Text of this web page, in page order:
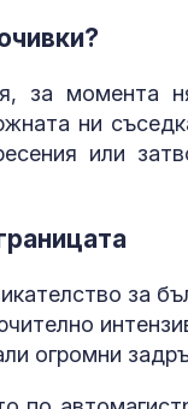
за момента
ни
или
за
огромни